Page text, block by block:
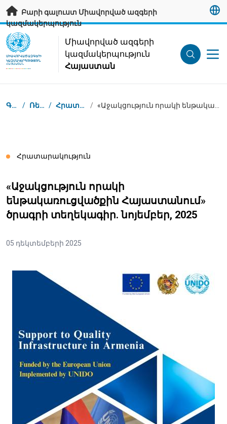
Անցնել հիմնական բովանդակությանը
Բարի գալուստ Միավորված ազգերի
կազմակերպություն
UN Logo
ՄԻԱՎՈՐՎԱԾ ԱԶԳԵՐԻ
ԿԱԶՄԱԿԵՐՊՈՒԹՅՈՒՆ
ՀԱՅԱՍՏԱՆ
Միավորված ազգերի
կազմակերպություն
Հայաստան
Կայքում գտնվելու վայրը
Գլխավոր / Ռեսուրսներ / Հրատարակություններ /
Հրատարակություն
«Աջակցություն որակի
ենթակառուցվածքին Հայաստանում»
ծրագրի տեղեկագիր. նոյեմբեր, 2025
05 դեկտեմբերի 2025